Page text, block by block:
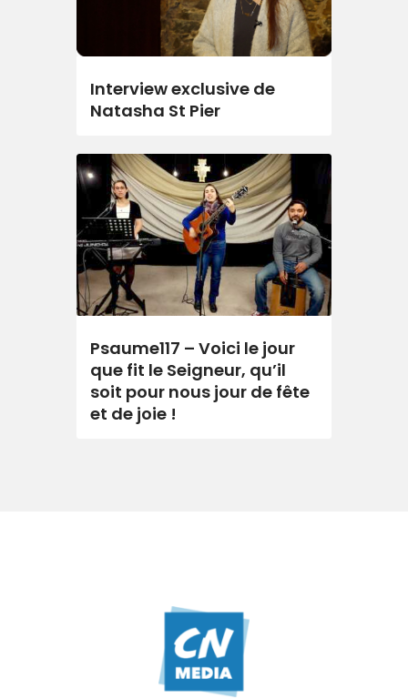
Interview exclusive de
Natasha St Pier
Psaume117 – Voici le jour
que fit le Seigneur, qu’il
soit pour nous jour de fête
et de joie !